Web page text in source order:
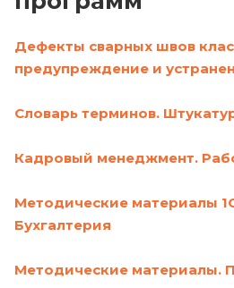
Дефекты сварных швов
предупреждение и
Словарь терминов.
Кадровый менеджмент.
Методические материалы
Бухгалтерия
Методические материалы.